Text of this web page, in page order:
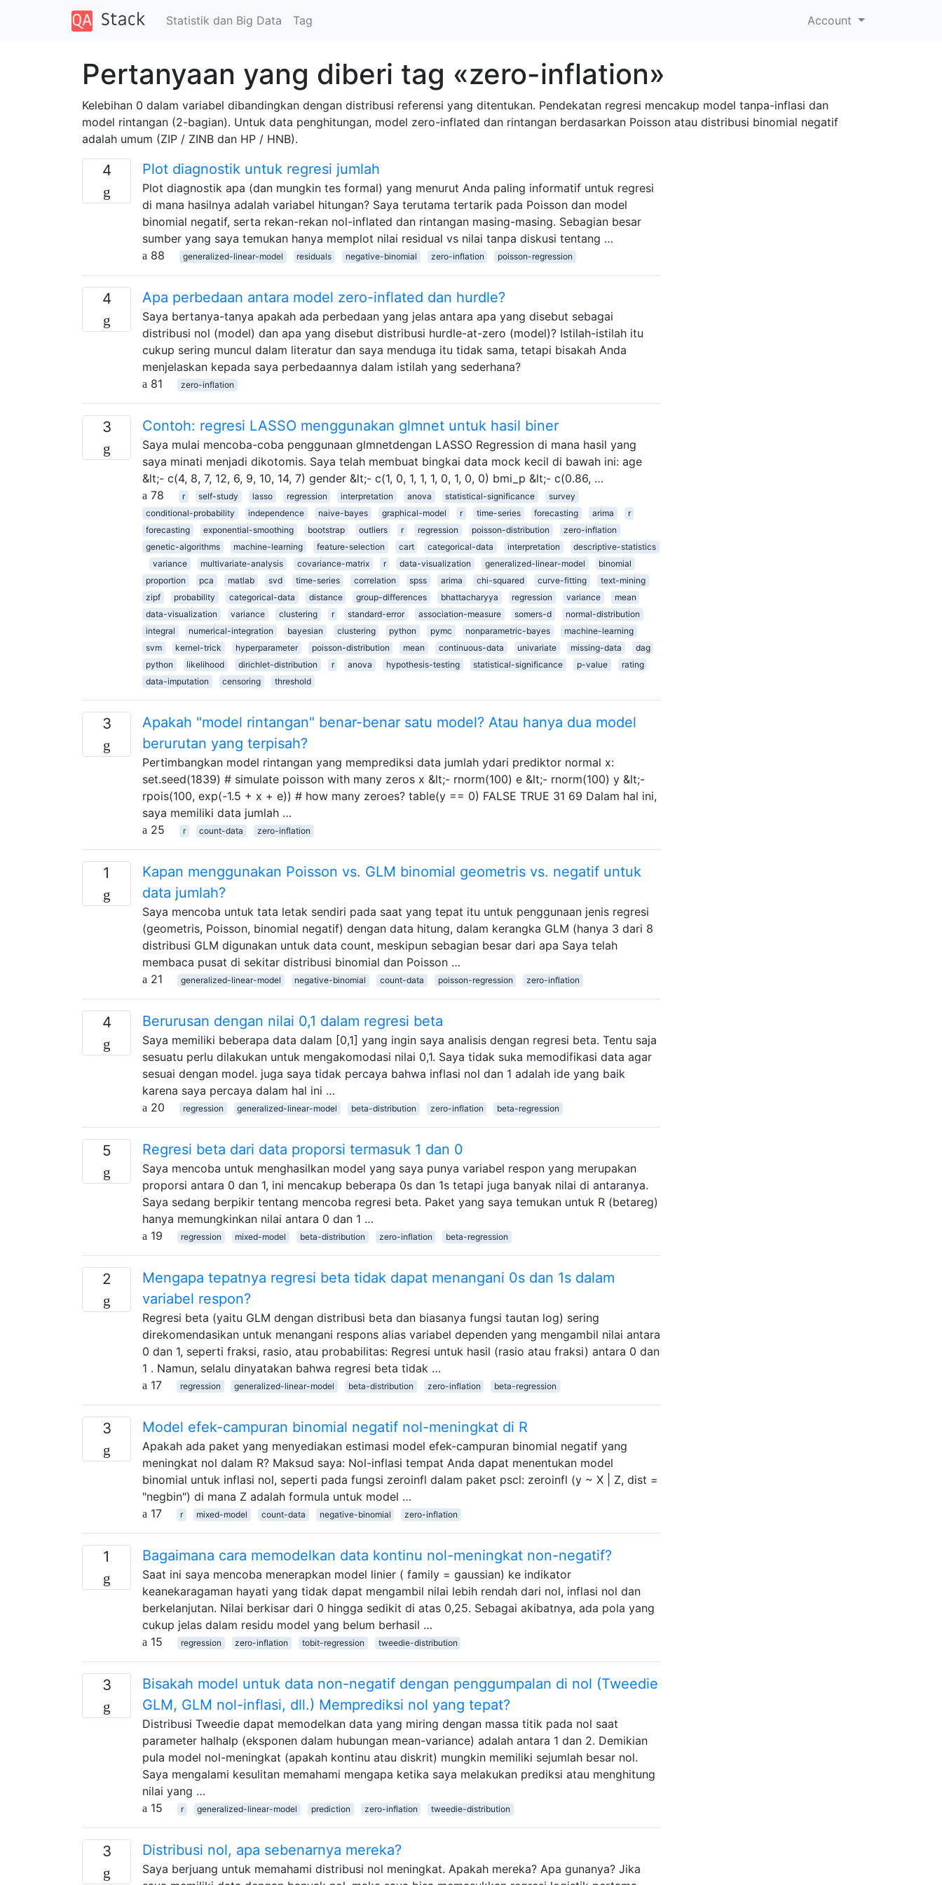
Statistik dan Big Data Tag Account
Pertanyaan yang diberi tag «zero-inflation»
Kelebihan 0 dalam variabel dibandingkan dengan distribusi referensi yang ditentukan. Pendekatan regresi mencakup model tanpa-inflasi dan
model rintangan (2-bagian). Untuk data penghitungan, model zero-inflated dan rintangan berdasarkan Poisson atau distribusi binomial negatif
adalah umum (ZIP / ZINB dan HP / HNB).
4 Plot diagnostik untuk regresi jumlah
Plot diagnostik apa (dan mungkin tes formal) yang menurut Anda paling informatif untuk regresi
di mana hasilnya adalah variabel hitungan? Saya terutama tertarik pada Poisson dan model
binomial negatif, serta rekan-rekan nol-inflated dan rintangan masing-masing. Sebagian besar
sumber yang saya temukan hanya memplot nilai residual vs nilai tanpa diskusi tentang …
88
generalized-linear-model residuals negative-binomial zero-inflation poisson-regression
4 Apa perbedaan antara model zero-inflated dan hurdle?
Saya bertanya-tanya apakah ada perbedaan yang jelas antara apa yang disebut sebagai
distribusi nol (model) dan apa yang disebut distribusi hurdle-at-zero (model)? Istilah-istilah itu
cukup sering muncul dalam literatur dan saya menduga itu tidak sama, tetapi bisakah Anda
menjelaskan kepada saya perbedaannya dalam istilah yang sederhana?
81
zero-inflation
3 Contoh: regresi LASSO menggunakan glmnet untuk hasil biner
Saya mulai mencoba-coba penggunaan glmnetdengan LASSO Regression di mana hasil yang
saya minati menjadi dikotomis. Saya telah membuat bingkai data mock kecil di bawah ini: age
&lt;- c(4, 8, 7, 12, 6, 9, 10, 14, 7) gender &lt;- c(1, 0, 1, 1, 1, 0, 1, 0, 0) bmi_p &lt;- c(0.86, …
78
r self-study lasso regression interpretation anova statistical-significance
survey
conditional-probability
independence naive-bayes graphical-model r time-series forecasting arima
r
forecasting
exponential-smoothing bootstrap outliers r regression poisson-distribution
zero-inflation
genetic-algorithms
machine-learning feature-selection cart categorical-data interpretation
descriptive-statistics
variance
multivariate-analysis covariance-matrix r data-visualization generalized-linear-model
binomial
proportion
pca matlab svd time-series correlation spss arima chi-squared curve-fitting
text-mining
zipf
probability categorical-data distance group-differences bhattacharyya regression variance
mean
data-visualization
variance clustering r standard-error association-measure somers-d
normal-distribution
integral
numerical-integration bayesian clustering python pymc nonparametric-bayes
machine-learning
svm
kernel-trick hyperparameter poisson-distribution mean continuous-data univariate missing-data
dag
python
likelihood dirichlet-distribution r anova hypothesis-testing statistical-significance p-value
rating
data-imputation
censoring threshold
3
Apakah "model rintangan" benar-benar satu model? Atau hanya dua model
berurutan yang terpisah?
Pertimbangkan model rintangan yang memprediksi data jumlah ydari prediktor normal x:
set.seed(1839) # simulate poisson with many zeros x &lt;- rnorm(100) e &lt;- rnorm(100) y &lt;-
rpois(100, exp(-1.5 + x + e)) # how many zeroes? table(y == 0) FALSE TRUE 31 69 Dalam hal ini,
saya memiliki data jumlah …
25
r count-data zero-inflation
1
Kapan menggunakan Poisson vs. GLM binomial geometris vs. negatif untuk
data jumlah?
Saya mencoba untuk tata letak sendiri pada saat yang tepat itu untuk penggunaan jenis regresi
(geometris, Poisson, binomial negatif) dengan data hitung, dalam kerangka GLM (hanya 3 dari 8
distribusi GLM digunakan untuk data count, meskipun sebagian besar dari apa Saya telah
membaca pusat di sekitar distribusi binomial dan Poisson …
21
generalized-linear-model negative-binomial count-data poisson-regression zero-inflation
4 Berurusan dengan nilai 0,1 dalam regresi beta
Saya memiliki beberapa data dalam [0,1] yang ingin saya analisis dengan regresi beta. Tentu saja
sesuatu perlu dilakukan untuk mengakomodasi nilai 0,1. Saya tidak suka memodifikasi data agar
sesuai dengan model. juga saya tidak percaya bahwa inflasi nol dan 1 adalah ide yang baik
karena saya percaya dalam hal ini …
20
regression generalized-linear-model beta-distribution zero-inflation beta-regression
5 Regresi beta dari data proporsi termasuk 1 dan 0
Saya mencoba untuk menghasilkan model yang saya punya variabel respon yang merupakan
proporsi antara 0 dan 1, ini mencakup beberapa 0s dan 1s tetapi juga banyak nilai di antaranya.
Saya sedang berpikir tentang mencoba regresi beta. Paket yang saya temukan untuk R (betareg)
hanya memungkinkan nilai antara 0 dan 1 …
19
regression mixed-model beta-distribution zero-inflation beta-regression
2
Mengapa tepatnya regresi beta tidak dapat menangani 0s dan 1s dalam
variabel respon?
Regresi beta (yaitu GLM dengan distribusi beta dan biasanya fungsi tautan log) sering
direkomendasikan untuk menangani respons alias variabel dependen yang mengambil nilai antara
0 dan 1, seperti fraksi, rasio, atau probabilitas: Regresi untuk hasil (rasio atau fraksi) antara 0 dan
1 . Namun, selalu dinyatakan bahwa regresi beta tidak …
17
regression generalized-linear-model beta-distribution zero-inflation beta-regression
3 Model efek-campuran binomial negatif nol-meningkat di R
Apakah ada paket yang menyediakan estimasi model efek-campuran binomial negatif yang
meningkat nol dalam R? Maksud saya: Nol-inflasi tempat Anda dapat menentukan model
binomial untuk inflasi nol, seperti pada fungsi zeroinfl dalam paket pscl: zeroinfl (y ~ X | Z, dist =
"negbin") di mana Z adalah formula untuk model …
17
r mixed-model count-data negative-binomial zero-inflation
1 Bagaimana cara memodelkan data kontinu nol-meningkat non-negatif?
Saat ini saya mencoba menerapkan model linier ( family = gaussian) ke indikator
keanekaragaman hayati yang tidak dapat mengambil nilai lebih rendah dari nol, inflasi nol dan
berkelanjutan. Nilai berkisar dari 0 hingga sedikit di atas 0,25. Sebagai akibatnya, ada pola yang
cukup jelas dalam residu model yang belum berhasil …
15
regression zero-inflation tobit-regression tweedie-distribution
3
Bisakah model untuk data non-negatif dengan penggumpalan di nol (Tweedie
GLM, GLM nol-inflasi, dll.) Memprediksi nol yang tepat?
Distribusi Tweedie dapat memodelkan data yang miring dengan massa titik pada nol saat
parameter halhalp (eksponen dalam hubungan mean-variance) adalah antara 1 dan 2. Demikian
pula model nol-meningkat (apakah kontinu atau diskrit) mungkin memiliki sejumlah besar nol.
Saya mengalami kesulitan memahami mengapa ketika saya melakukan prediksi atau menghitung
nilai yang …
15
r generalized-linear-model prediction zero-inflation tweedie-distribution
3 Distribusi nol, apa sebenarnya mereka?
Saya berjuang untuk memahami distribusi nol meningkat. Apakah mereka? Apa gunanya? Jika